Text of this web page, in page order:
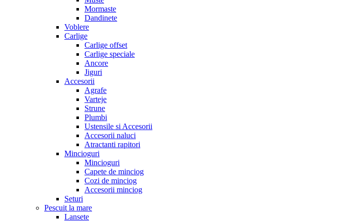
Mormaste
Dandinete
Voblere
Carlige
Carlige offset
Carlige speciale
Ancore
Jiguri
Accesorii
Agrafe
Varteje
Strune
Plumbi
Ustensile si Accesorii
Accesorii naluci
Atractanti rapitori
Mincioguri
Mincioguri
Capete de minciog
Cozi de minciog
Accesorii minciog
Seturi
Pescuit la mare
Lansete